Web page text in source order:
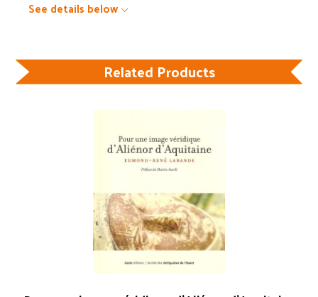
See details below
Related Products